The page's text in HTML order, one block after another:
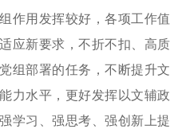
作用发挥较好，各项工作值
应新要求，不折不扣、高质
组部署的任务，不断提升文
力水平，更好发挥以文辅政
学习、强思考、强创新上提